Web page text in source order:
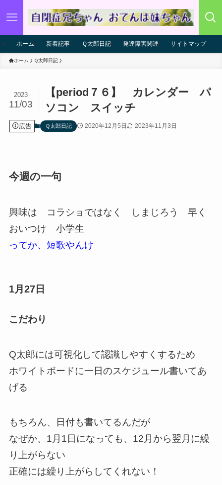
ホーム 新着記事 Ｑ太郎日記 発達障害関連 サイトマップ
ホーム Ｑ太郎日記
【period７６】 カレンダー パ
ソコン スイッチ
2023
11/03
広告 Ｑ太郎日記 2020年12月5日 2023年11月3日
今週の一句
興味は コラショではなく しまじろう 早く
おいつけ 小学生
ってか、短歌やんけ
1月27日
こだわり
Q太郎には可視化して認識しやすくするため
ホワイトボードに一日のスケジュール書いてあ
げる
もちろん、日付も書いてるんだが
なぜか、1月1日になっても、12月から翌月に繰
り上がらない
正確には繰り上がらしてくれない！